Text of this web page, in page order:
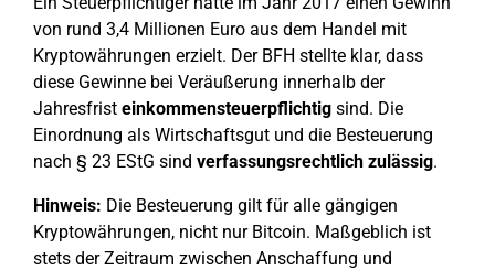
von rund 3,4 Millionen Euro aus dem Handel mit
Kryptowährungen erzielt. Der BFH stellte klar, dass
diese Gewinne bei Veräußerung innerhalb der
Jahresfrist einkommensteuerpflichtig sind. Die
Einordnung als Wirtschaftsgut und die Besteuerung
nach § 23 EStG sind verfassungsrechtlich zulässig.
Hinweis: Die Besteuerung gilt für alle gängigen
Kryptowährungen, nicht nur Bitcoin. Maßgeblich ist
stets der Zeitraum zwischen Anschaffung und